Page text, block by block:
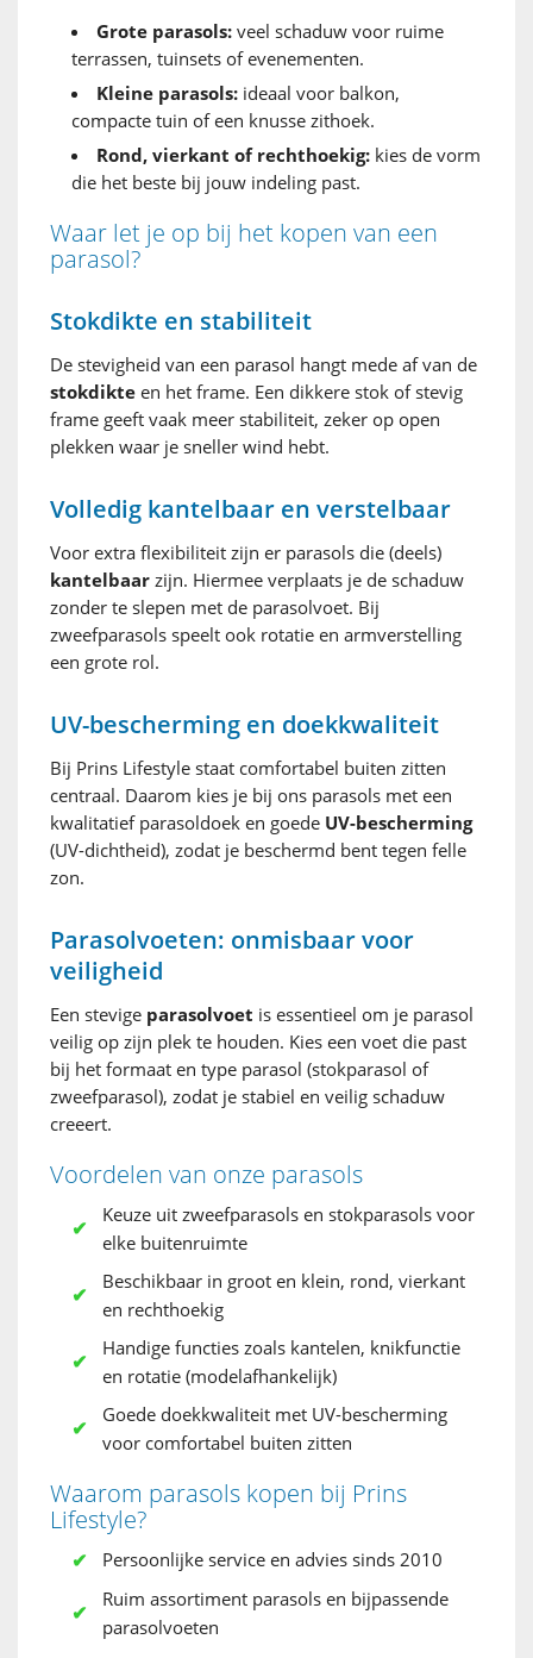
Grote parasols: veel schaduw voor ruime
terrassen, tuinsets of evenementen.
Kleine parasols: ideaal voor balkon,
compacte tuin of een knusse zithoek.
Rond, vierkant of rechthoekig: kies de vorm
die het beste bij jouw indeling past.
Waar let je op bij het kopen van een
parasol?
Stokdikte en stabiliteit
De stevigheid van een parasol hangt mede af van de
stokdikte en het frame. Een dikkere stok of stevig
frame geeft vaak meer stabiliteit, zeker op open
plekken waar je sneller wind hebt.
Volledig kantelbaar en verstelbaar
Voor extra flexibiliteit zijn er parasols die (deels)
kantelbaar zijn. Hiermee verplaats je de schaduw
zonder te slepen met de parasolvoet. Bij
zweefparasols speelt ook rotatie en armverstelling
een grote rol.
UV-bescherming en doekkwaliteit
Bij Prins Lifestyle staat comfortabel buiten zitten
centraal. Daarom kies je bij ons parasols met een
kwalitatief parasoldoek en goede UV-bescherming
(UV-dichtheid), zodat je beschermd bent tegen felle
zon.
Parasolvoeten: onmisbaar voor
veiligheid
Een stevige parasolvoet is essentieel om je parasol
veilig op zijn plek te houden. Kies een voet die past
bij het formaat en type parasol (stokparasol of
zweefparasol), zodat je stabiel en veilig schaduw
creeert.
Voordelen van onze parasols
Keuze uit zweefparasols en stokparasols voor
elke buitenruimte
Beschikbaar in groot en klein, rond, vierkant
en rechthoekig
Handige functies zoals kantelen, knikfunctie
en rotatie (modelafhankelijk)
Goede doekkwaliteit met UV-bescherming
voor comfortabel buiten zitten
Waarom parasols kopen bij Prins
Lifestyle?
Persoonlijke service en advies sinds 2010
Ruim assortiment parasols en bijpassende
parasolvoeten